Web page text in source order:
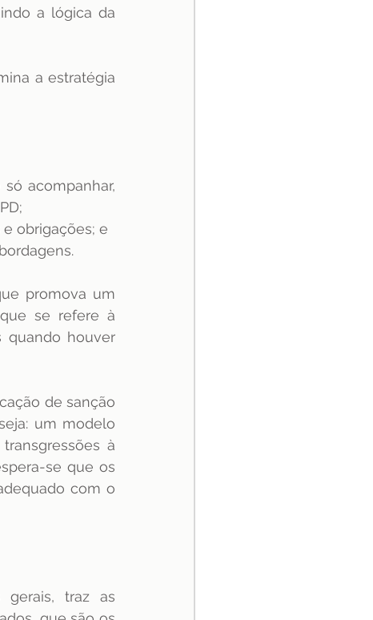
a lógica da
a estratégia
acompanhar,
obrigações; e
promova um
se refere à
quando houver
de sanção
um modelo
à
se que os
com o
gerais, traz as